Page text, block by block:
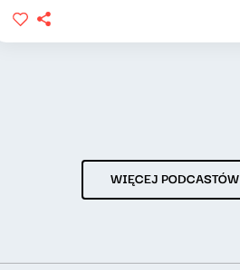
WIĘCEJ PODCASTÓW